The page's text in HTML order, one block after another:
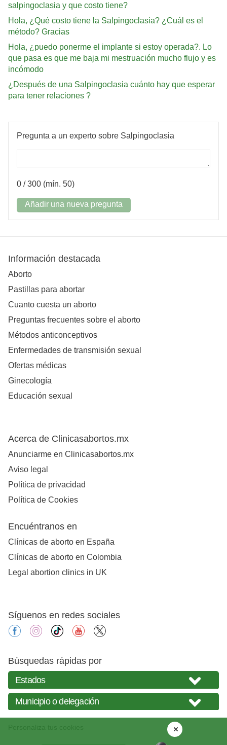
salpingoclasia y que costo tiene?
Hola, ¿Qué costo tiene la Salpingoclasia? ¿Cuál es el
método? Gracias
Hola, ¿puedo ponerme el implante si estoy operada?. Lo
que pasa es que me baja mi mestruación mucho flujo y es
incómodo
¿Después de una Salpingoclasia cuánto hay que esperar
para tener relaciones ?
Pregunta a un experto sobre Salpingoclasia
0 / 300 (mín. 50)
Añadir una nueva pregunta
Información destacada
Aborto
Pastillas para abortar
Cuanto cuesta un aborto
Preguntas frecuentes sobre el aborto
Métodos anticonceptivos
Enfermedades de transmisión sexual
Ofertas médicas
Ginecología
Educación sexual
Acerca de Clinicasabortos.mx
Anunciarme en Clinicasabortos.mx
Aviso legal
Política de privacidad
Política de Cookies
Encuéntranos en
Clínicas de aborto en España
Clínicas de aborto en Colombia
Legal abortion clinics in UK
Síguenos en redes sociales
facebookinstagram
tiktok youtube
Búsquedas rápidas por